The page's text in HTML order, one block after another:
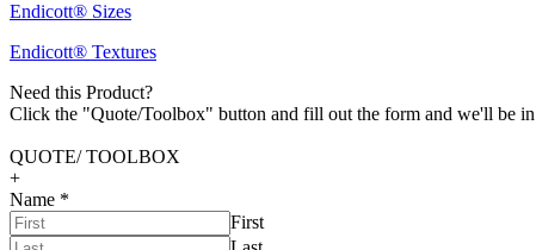
Endicott® Sizes
Endicott® Textures
Need this Product?
Click the "Quote/Toolbox" button and fill out the form and we'll be
QUOTE/ TOOLBOX
+
Name *
First